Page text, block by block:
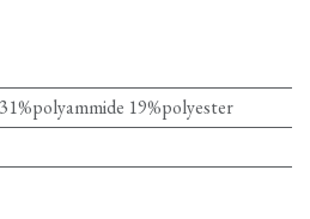
19%polyester